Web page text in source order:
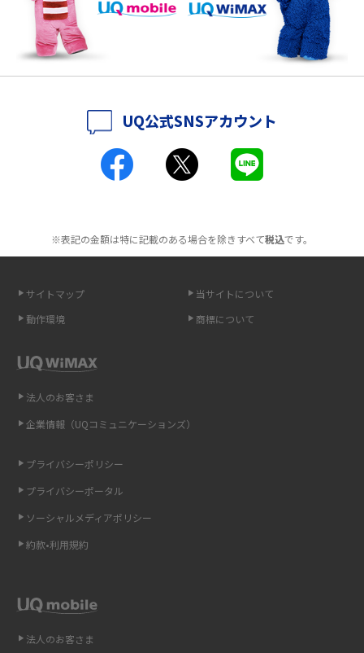
持ち運びできるポケット型Wi-Fiのおススメの選び方は？メリット・デメリ
ットも紹介
ポケット型Wi-Fiはクレカなしでも利用できる？口座振替の方法や注意点も
ポケット型Wi-Fiとは？通信の仕組みやメリット・デメリットを解説
工事不要！置くだけWi-Fiの特徴は？メリット・デメリットや選び方を解説
介
ポケット型Wi-Fi（モバイルWi-Fi）とは？おススメする方の特徴や選び方を
点も解説
ギガバイト（GB）とは？1GBの目安やギガが足りない時の対処法を紹介
Wi-Fiを自宅に設置する方法は？必要なことやポイントも紹介
UQ公式SNSアカウント
※表記の金額は特に記載のある場合を除きすべて税込です。
サイトマップ
当サイトについて
動作環境
商標について
法人のお客さま
法人のお客さま
企業情報（UQコミュニケーションズ）
プライバシーポリシー
プライバシーポータル
ソーシャルメディアポリシー
約款•利用規約